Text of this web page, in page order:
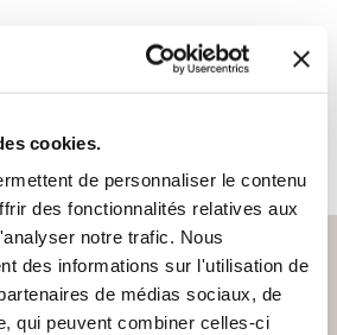
cookies.
de personnaliser le contenu
des fonctionnalités relatives aux
notre trafic. Nous
des informations sur l'utilisation de
de médias sociaux, de
qui peuvent combiner celles-ci
pas de livre à la vente sur notre site
SÉCURISÉ